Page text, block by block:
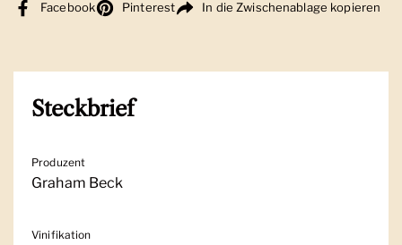
Facebook Pinterest In die Zwischenablage kopieren
Steckbrief
Produzent
Graham Beck
Vinifikation